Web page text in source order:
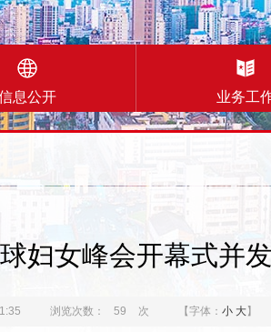
息公开 业务工
妇女峰会开幕式并
浏览次数： 59 次 【字体： 小 大】